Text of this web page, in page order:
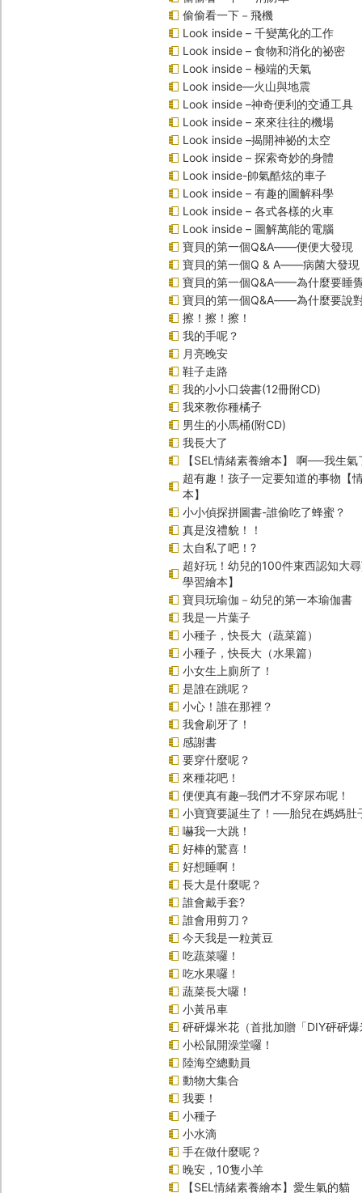
偷偷看一下－飛機
Look inside – 千變萬化的工作
Look inside – 食物和消化的祕密
Look inside – 極端的天氣
Look inside—火山與地震
Look inside –神奇便利的交通工具
Look inside – 來來往往的機場
Look inside –揭開神祕的太空
Look inside – 探索奇妙的身體
Look inside-帥氣酷炫的車子
Look inside – 有趣的圖解科學
Look inside – 各式各樣的火車
Look inside – 圖解萬能的電腦
寶貝的第一個Q&A――便便大發現
寶貝的第一個Q & A――病菌大發現
寶貝的第一個Q&A——為什麼要睡
寶貝的第一個Q&A――為什麼要說
擦！擦！擦！
我的手呢？
月亮晚安
鞋子走路
我的小小口袋書(12冊附CD)
我來教你種橘子
男生的小馬桶(附CD)
我長大了
【SEL情緒素養繪本】 啊──我生
超有趣！孩子一定要知道的事物【
本】
小小偵探拼圖書-誰偷吃了蜂蜜？
真是沒禮貌！！
太自私了吧！?
超好玩！幼兒的100件東西認知大
學習繪本】
寶貝玩瑜伽－幼兒的第一本瑜伽書
我是一片葉子
小種子，快長大（蔬菜篇）
小種子，快長大（水果篇）
小女生上廁所了！
是誰在跳呢？
小心！誰在那裡？
我會刷牙了！
感謝書
要穿什麼呢？
來種花吧！
便便真有趣─我們才不穿尿布呢！
小寶寶要誕生了！──胎兒在媽媽肚
嚇我一大跳！
好棒的驚喜！
好想睡啊！
長大是什麼呢？
誰會戴手套?
誰會用剪刀？
今天我是一粒黃豆
吃蔬菜囉！
吃水果囉！
蔬菜長大囉！
小黃吊車
砰砰爆米花（首批加贈「DIY砰砰
小松鼠開澡堂囉！
陸海空總動員
動物大集合
我要！
小種子
小水滴
手在做什麼呢？
晚安，10隻小羊
【SEL情緒素養繪本】愛生氣的貓